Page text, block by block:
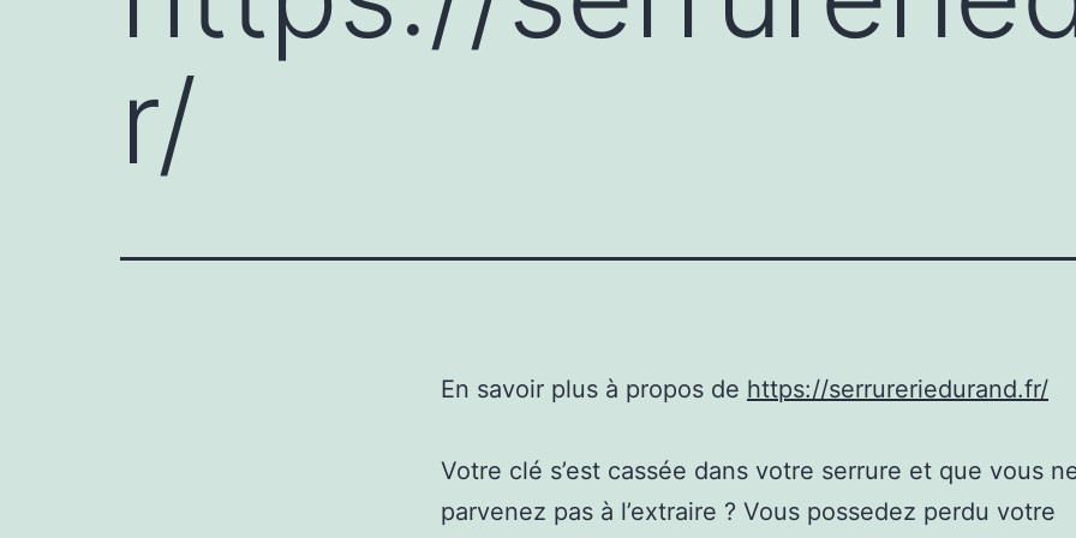
r/
En savoir plus à propos de https://serrureriedurand.fr/
Votre clé s’est cassée dans votre serrure et que vous
parvenez pas à l’extraire ? Vous possedez perdu votre